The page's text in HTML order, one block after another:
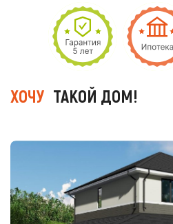
ХОЧУ ТАКОЙ ДОМ!